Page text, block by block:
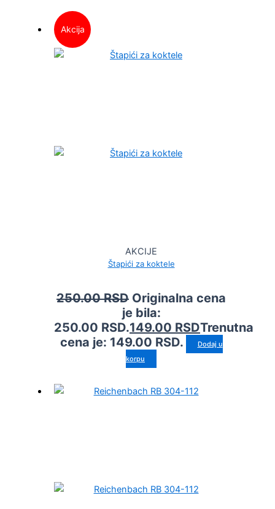
Akcija
AKCIJE
Štapići za koktele
250.00RSD Originalna cena
je bila:
250.00 RSD.149.00 RSDTrenutna
cena je: 149.00 RSD.
Dodaj u
korpu